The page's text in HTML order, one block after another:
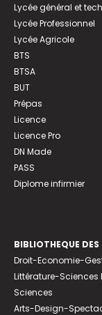
Lycée général et
Lycée Professionnel
Lycée Agricole
BTS
BTSA
BUT
Prépas
Licence
Licence Pro
DN Made
PASS
Diplome infirmier
BIBLIOTHEQUE DES
Droit-Economie-
Littérature-Sciences
Sciences
Arts-Design-